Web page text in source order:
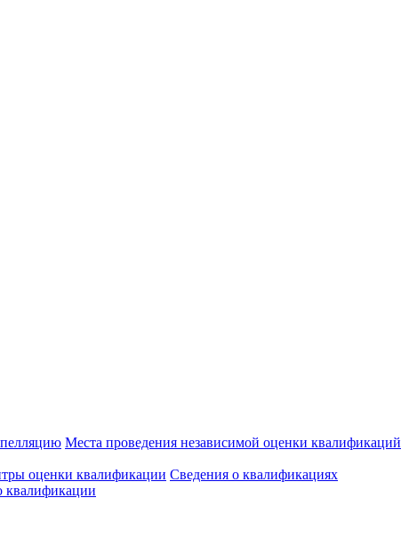
Места проведения независимой оценки квалификаций
оценки квалификации Сведения о квалификациях
квалификации